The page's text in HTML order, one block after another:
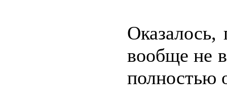
Оказалось,
вообще не
полностью